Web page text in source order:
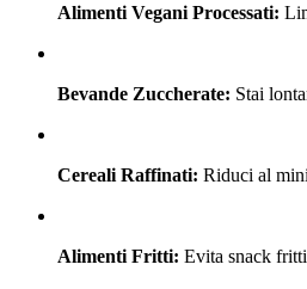
Alimenti Vegani Processati:
Bevande Zuccherate: Stai
Cereali Raffinati: Riduci al
Alimenti Fritti: Evita snack